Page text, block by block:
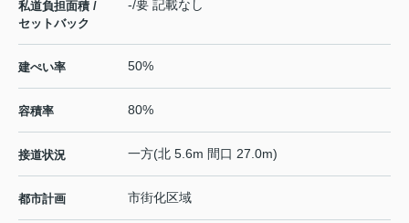
私道負担面積 /
セットバック
-/要 記載なし
建ぺい率 50%
容積率 80%
接道状況 一方(北 5.6m 間口 27.0m)
都市計画 市街化区域